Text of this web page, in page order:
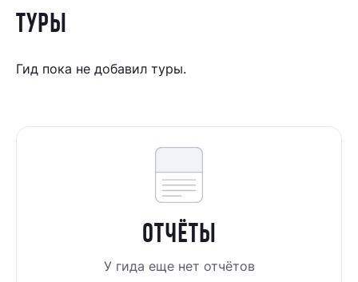
ТУРЫ
Гид пока не добавил туры.
ОТЧЁТЫ
У гида еще нет отчётов